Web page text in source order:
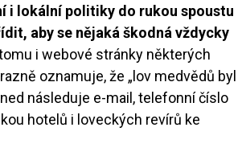
i lokální politiky do rukou spoustu
aby se nějaká škodná vždycky
i webové stránky některých
oznamuje, že „lov medvědů byl
následuje e-mail, telefonní číslo
hotelů i loveckých revírů ke